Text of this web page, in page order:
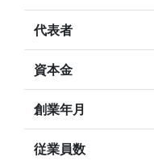
代表者
資本金
創業年月
従業員数